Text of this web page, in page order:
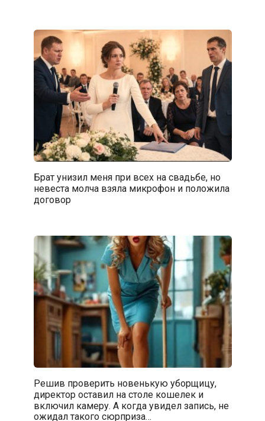
Брат унизил меня при всех на свадьбе, но
невеста молча взяла микрофон и положила
договор
Решив проверить новенькую уборщицу,
директор оставил на столе кошелек и
включил камеру. А когда увидел запись, не
ожидал такого сюрприза…